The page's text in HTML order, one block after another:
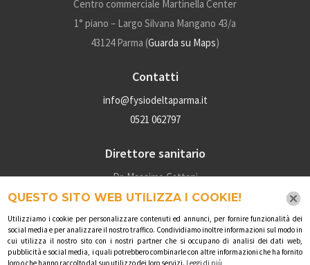
Centro commerciale Martinella Center
1° piano – Largo Silvana Mangano 43/a
43124 Parma (Guarda su Maps)
Contatti
info@fysiodeltaparma.it
0521 062797
Direttore sanitario
Dr. Massimo Cattani
P.iva: 02028160345
Numero iscrizione albo: 4910
Social
QUESTO SITO WEB UTILIZZA I COOKIE!
Utilizziamo i cookie per personalizzare contenuti ed annunci, per fornire funzionalità dei
social media e per analizzare il nostro traffico. Condividiamo inoltre informazioni sul modo in
cui utilizza il nostro sito con i nostri partner che si occupano di analisi dei dati web,
pubblicità e social media, i quali potrebbero combinarle con altre informazioni che ha fornito
loro o che hanno raccolto dal suo utilizzo dei loro servizi. Leggi di più